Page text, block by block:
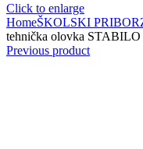
Click to enlarge
HomeŠKOLSKI PRIBOR
tehnička olovka STABILO
Previous product